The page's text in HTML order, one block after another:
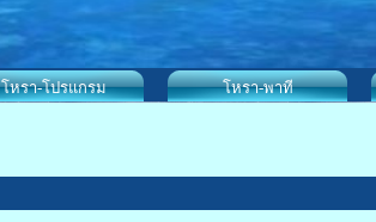
โหรา-โปรแกรม โหรา-พาที